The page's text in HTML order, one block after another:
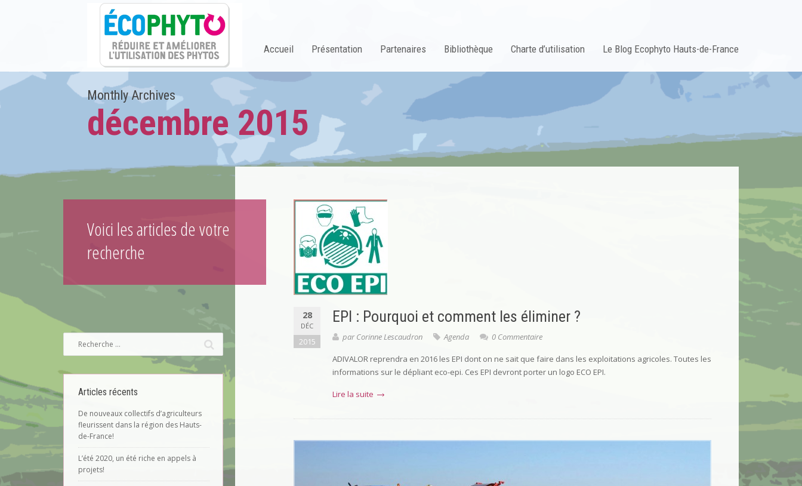
Accueil Présentation Partenaires Bibliothèque Charte d’utilisation Le Blog Ecophyto Hauts-de-France
Monthly Archives
décembre 2015
Voici les articles de votre
recherche
28
DÉC
2015
EPI : Pourquoi et comment les éliminer ?
parCorinne Lescaudron Agenda 0 Commentaire
ADIVALOR reprendra en 2016 les EPI dont on ne sait que faire dans les exploitations agricoles. Toutes les
informations sur le dépliant eco-epi. Ces EPI devront porter un logo ECO EPI.
Lire la suite
Articles récents
De nouveaux collectifs d’agriculteurs
fleurissent dans la région des Hauts-
de-France!
L’été 2020, un été riche en appels à
projets!